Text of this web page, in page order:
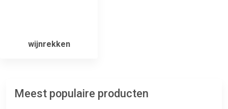
wijnrekken
Meest populaire producten